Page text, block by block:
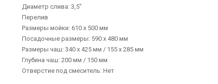
Диаметр слива: 3,5"
Перелив
Размеры мойки: 610 х 500 мм
Посадочные размеры: 590 х 480 мм
Размеры чаш: 340 х 425 мм / 155 х 285 мм
Глубина чаш: 200 мм / 150 мм
Отверстие под смеситель: Нет